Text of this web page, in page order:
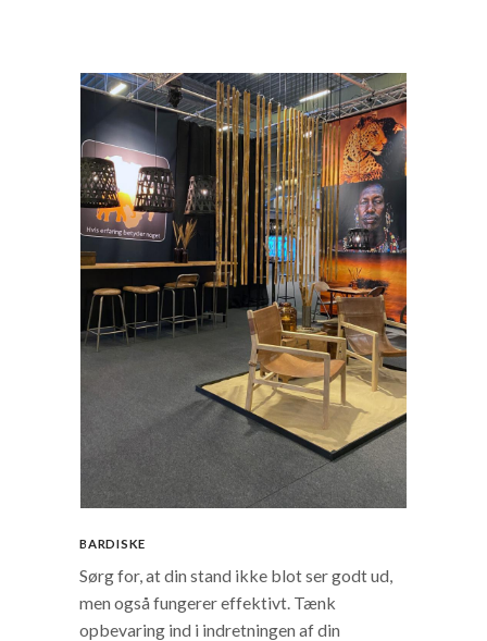
BARDISKE
Sørg for, at din stand ikke blot ser godt ud,
men også fungerer effektivt. Tænk
opbevaring ind i indretningen af din